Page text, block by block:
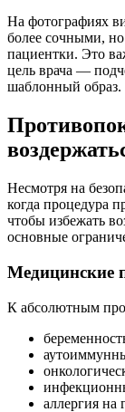
На фотографиях
более сочными,
пациентки. Это
цель врача —
шаблонный образ.
Несмотря на
когда процедура
чтобы избежать
основные
Медицинские
К абсолютным
аллергия на